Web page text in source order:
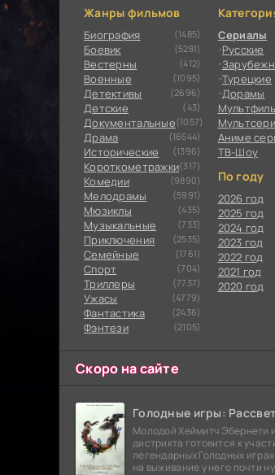
Жанры фильмов
Биография (1485)
Боевик (5281)
Вестерны (412)
Военные (1095)
Детективы (2696)
Детские (43)
Документальные(1057)
Драма (16544)
Исторические (1396)
Короткометражки(317)
Комедии (9890)
Мелодрамы (5991)
Мюзиклы (435)
Музыкальные (733)
Приключения (2535)
Семейные (1761)
Cпорт (704)
Триллеры (7737)
Ужасы (4779)
Фантастика (2436)
Фэнтези (2105)
Сериалы
Русские
Турецкие
Дорамы
Аниме
ТВ-Шоу
По году
2026 год
2025 год
2024 год
2023 год
2022 год
2021 год
2020 год
Скоро на сайте
Голодные игры:
Молодой Хеймитч Эбернети
дистрикта готовится к
легендарных Голодных
на выживание у него почти